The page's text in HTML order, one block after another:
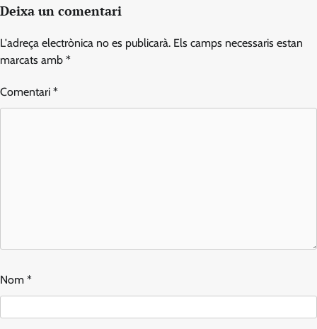
Deixa un comentari
L'adreça electrònica no es publicarà. Els camps necessaris estan
marcats amb *
Comentari *
Nom *